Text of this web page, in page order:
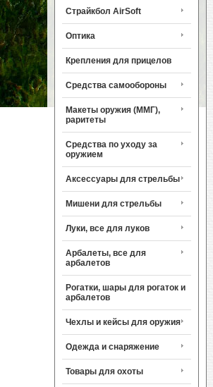
Страйкбол AirSoft
Оптика
Крепления для прицелов
Средства самообороны
Макеты оружия (ММГ),
раритеты
Средства по уходу за
оружием
Аксессуары для стрельбы
Мишени для стрельбы
Луки, все для луков
Арбалеты, все для
арбалетов
Рогатки, шары для рогаток и
арбалетов
Чехлы и кейсы для оружия
Одежда и снаряжение
Товары для охоты